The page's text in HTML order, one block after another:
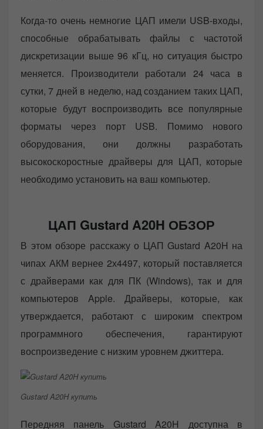
Когда-то очень немногие ЦАП имели USB-входы,
способные обрабатывать файлы с частотой
дискретизации выше 96 кГц, но ситуация быстро
меняется. Производители работали 24 часа в
сутки, 7 дней в неделю, над созданием таких ЦАП,
которые будут воспроизводить все популярные
форматы через порт USB. Помимо нового
оборудования, они должны разработать
высокоскоростные драйверы для ЦАП, которые
необходимо установить на ваш компьютер.
ЦАП Gustard A20H ОБЗОР
В этом обзоре расскажу о ЦАП Gustard A20H на
чипах АКМ вернее 2х4497, который поставляется
с драйверами как для ПК (Windows), так и для
компьютеров Apple. Драйверы, которые, как
утверждается, работают с широким спектром
программного обеспечения, гарантируют
воспроизведение с низким уровнем джиттера.
Gustard A20H купить
Передняя панель Gustard A20H доступна в